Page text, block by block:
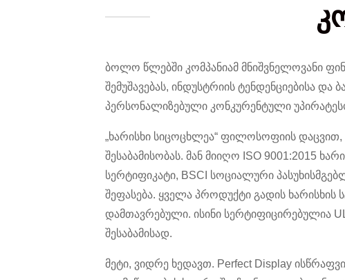
ბოლო წლებში კომპანიამ მნიშვნელოვანი
შემუშავებას, ინდუსტრიის ტენდენციებისა
პერსონალიზებული კონკურენტული
„ხარისხი სიცოცხლეა“ ფილოსოფიის
შესაბამისობას. მან მიიღო ISO 9001:2015
სერტიფიკატი, BSCI სოციალური
შეფასება. ყველა პროდუქტი გადის
დამთავრებული. ისინი სერტიფიცირებულია
შესაბამისად.
მეტი, ვიდრე ხედავთ. Perfect Display